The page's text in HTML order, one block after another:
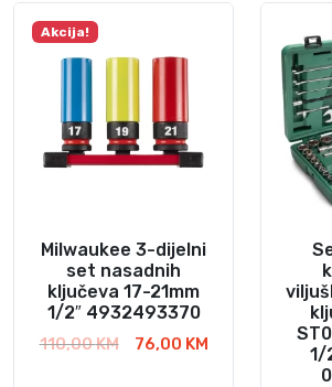
Akcija!
Milwaukee 3-dijelni
set nasadnih
ključeva 17-21mm
1/2″ 4932493370
110,00KM 76,00 KM
1/